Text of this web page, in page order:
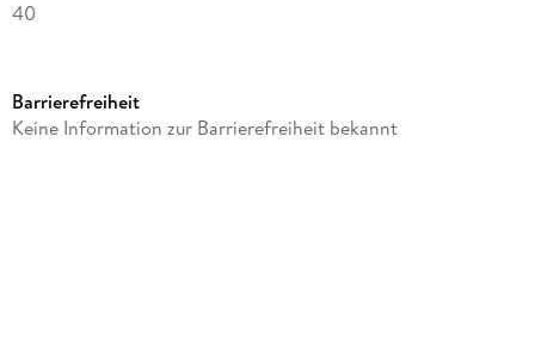
40
Autor/Autorin
Barrierefreiheit
Keine Information zur Barrierefreiheit bekannt